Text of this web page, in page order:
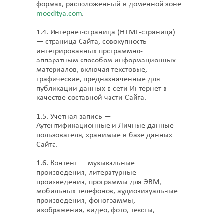
формах, расположенный в доменной зоне
moeditya.com.
1.4. Интернет-страница (HTML-страница)
— страница Сайта, совокупность
интегрированных программно-
аппаратным способом информационных
материалов, включая текстовые,
графические, предназначенные для
публикации данных в сети Интернет в
качестве составной части Сайта.
1.5. Учетная запись —
Аутентификационные и Личные данные
пользователя, хранимые в базе данных
Сайта.
1.6. Контент — музыкальные
произведения, литературные
произведения, программы для ЭВМ,
мобильных телефонов, аудиовизуальные
произведения, фонограммы,
изображения, видео, фото, тексты,